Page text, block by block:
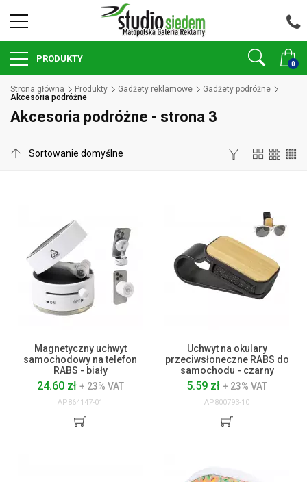
0
PRODUKTY
Strona główna Produkty Gadżety reklamowe
Gadżety podróżne
Akcesoria podróżne
Akcesoria podróżne - strona 3
Magnetyczny uchwyt
samochodowy na telefon
RABS - biały
24.60 zł + 23% VAT
AP864147-01
Uchwyt na okulary
przeciwsłoneczne RABS do
samochodu - czarny
5.59 zł + 23% VAT
AP800793-10